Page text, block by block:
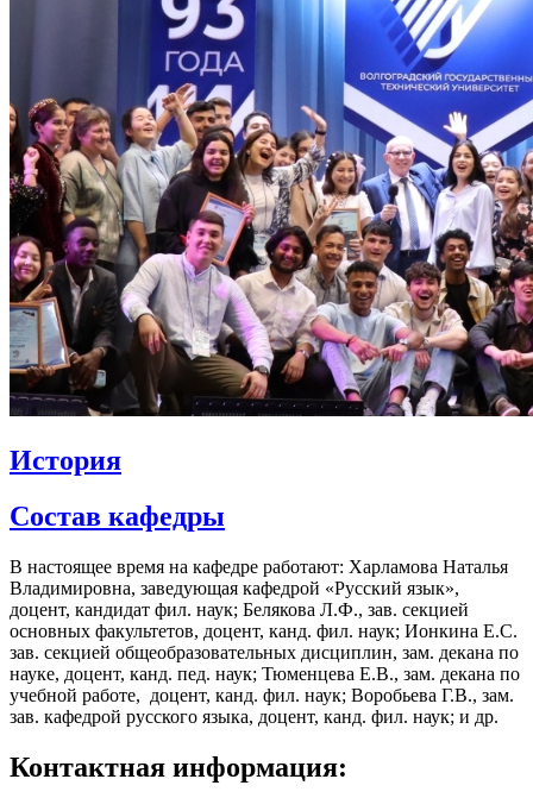
История
Состав кафедры
В настоящее время на кафедре работают: Харламова Наталья
Владимировна, заведующая кафедрой «Русский язык»,
доцент, кандидат фил. наук; Белякова Л.Ф., зав. секцией
основных факультетов, доцент, канд. фил. наук; Ионкина Е.С.
зав. секцией общеобразовательных дисциплин, зам. декана по
науке, доцент, канд. пед. наук; Тюменцева Е.В., зам. декана по
учебной работе, доцент, канд. фил. наук; Воробьева Г.В., зам.
зав. кафедрой русского языка, доцент, канд. фил. наук; и др.
Контактная информация: